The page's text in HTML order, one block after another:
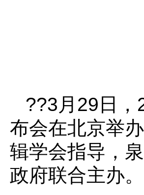
??3月29日，
布会在北京举
辑学会指导，
政府联合主办。